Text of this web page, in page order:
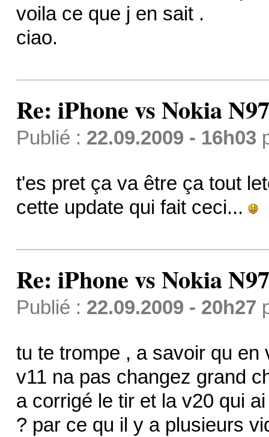
voila ce que j en sait .
ciao.
Re: iPhone vs Nokia N97
Publié : 22.09.2009 - 16h03
t'es pret ça va être ça tout
cette update qui fait ceci...
Re: iPhone vs Nokia N97
Publié : 22.09.2009 - 20h27
tu te trompe , a savoir qu
v11 na pas changez grand
a corrigé le tir et la v20 qui
? par ce qu il y a plusieurs